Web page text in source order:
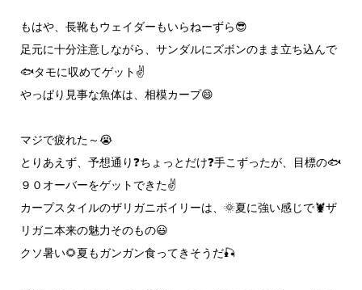
もはや、長靴もウェイダーもいらねーずら😎
足元に十分注意しながら、サンダルにズボンのまま立ち込んで
🐟️タモに収めてゲット✌️
やっぱり見事な魚体は、相模カープ😄
マジで疲れた～😭
とりあえず、予想通り❓️ちょっとだけ❓️手こずったが、目標の🐟️
９０オーバーをゲットできた✌️
カープスタイルのザリガニボイリーは、🌞夏に強い感じで🦞ザ
リガニ本来の魅力そのもの😃
クソ暑い🌻夏もガンガン食ってきそうだ🎣